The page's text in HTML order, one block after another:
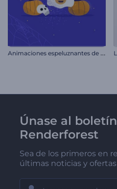
A
nimaciones espeluznantes de Día de Brujas
Únase al
Renderforest
Sea de los primeros en
últimas noticias y ofertas